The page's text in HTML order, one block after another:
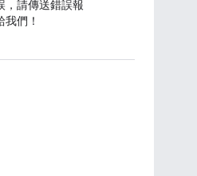
，請傳送錯誤報
我們！